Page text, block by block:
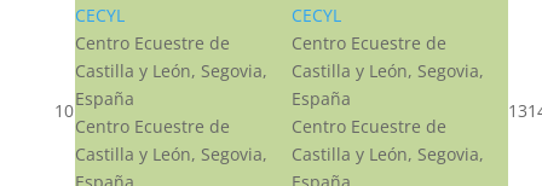
10
CECYL
Centro Ecuestre de
Castilla y León, Segovia,
España
Centro Ecuestre de
Castilla y León, Segovia,
CECYL
Centro Ecuestre de
Castilla y León, Segovia,
España
Centro Ecuestre de
Castilla y León, Segovia,
13